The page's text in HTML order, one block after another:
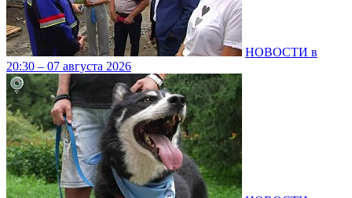
НОВОСТИ в
20:30 – 07 августа 2026